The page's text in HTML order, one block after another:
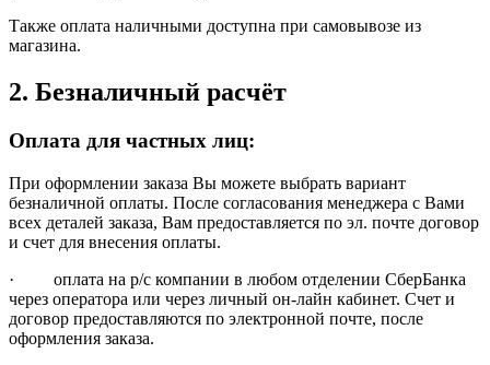
Также оплата наличными доступна при самовывозе из
магазина.
2. Безналичный расчёт
Оплата для частных лиц:
При оформлении заказа Вы можете выбрать вариант
безналичной оплаты. После согласования менеджера с Вами
всех деталей заказа, Вам предоставляется по эл. почте договор
и счет для внесения оплаты.
· оплата на р/с компании в любом отделении СберБанка
через оператора или через личный он-лайн кабинет. Счет и
договор предоставляются по электронной почте, после
оформления заказа.